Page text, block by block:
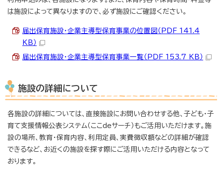
は施設によって異なりますので、必ず施設にご確認ください。
届出保育施設・企業主導型保育事業の位置図（PDF 141.4
KB）
届出保育施設・企業主導型保育事業一覧（PDF 153.7 KB）
施設の詳細について
各施設の詳細については、直接施設にお問い合わせする他、子ども・子
育て支援情報公表システム（ここdeサーチ）もご活用いただけます。施
設の場所、教育・保育内容、利用定員、実費徴収額などの詳細が確認
できるなど、お近くの施設を探す際にご活用いただける内容となって
おります。